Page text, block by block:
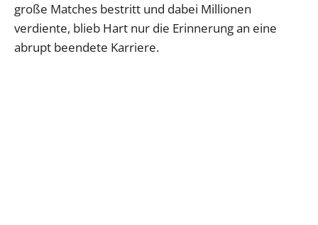
große Matches bestritt und dabei Millionen
verdiente, blieb Hart nur die Erinnerung an eine
abrupt beendete Karriere.